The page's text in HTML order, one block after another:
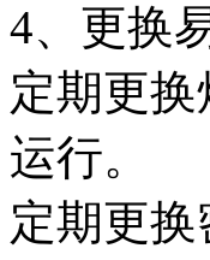
4、更换
定期更
运行。
定期更